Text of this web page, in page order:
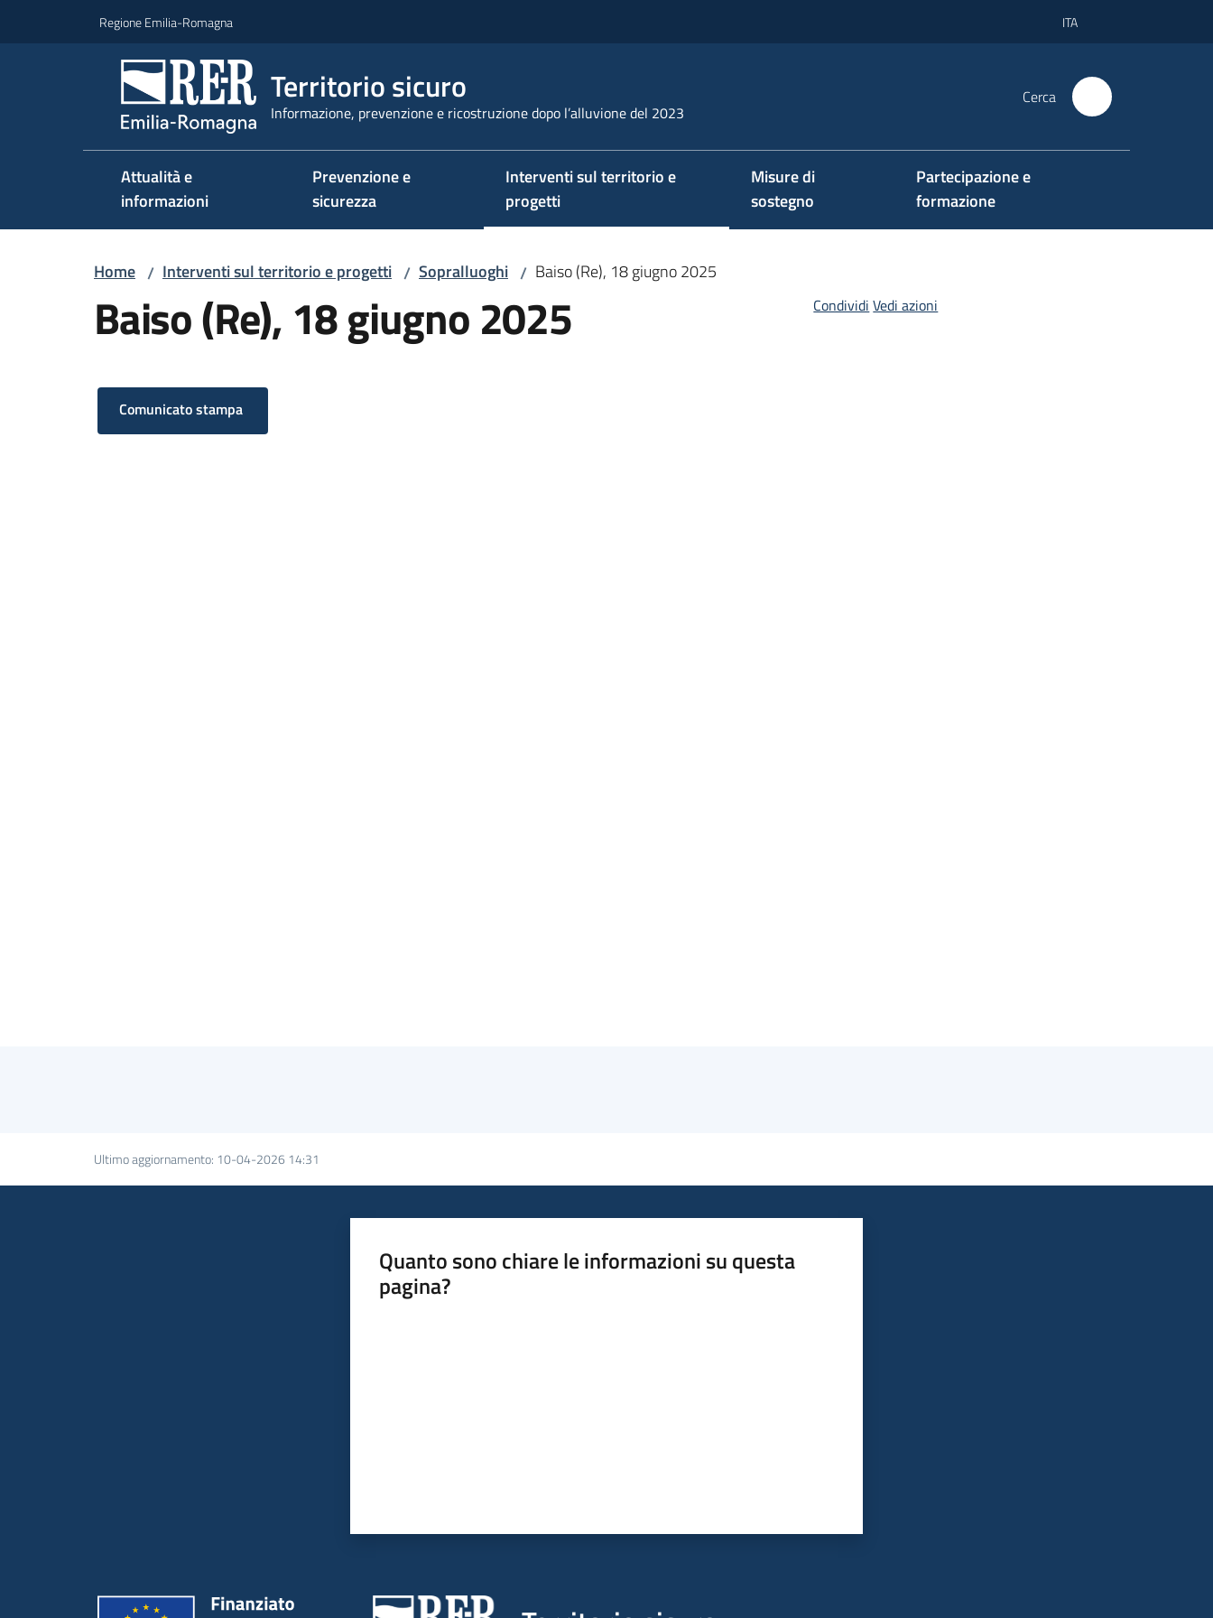
Regione Emilia-Romagna ITA
Territorio sicuro
Informazione, prevenzione e ricostruzione dopo l’alluvione del 2023
Cerca
Attualità e
informazioni
Prevenzione e
sicurezza
Interventi sul territorio e
progetti
Misure di
sostegno
Partecipazione e
formazione
Home / Interventi sul territorio e progetti / Sopralluoghi / Baiso (Re), 18 giugno 2025
Baiso (Re), 18 giugno 2025 Condividi Vedi azioni
Comunicato stampa
Ultimo aggiornamento: 10-04-2026 14:31
Quanto sono chiare le informazioni su questa
pagina?